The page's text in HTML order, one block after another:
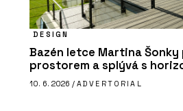
DESIGN
Bazén letce Martina Šonky
prostorem a splývá s
10. 6. 2026 / ADVERTORIAL